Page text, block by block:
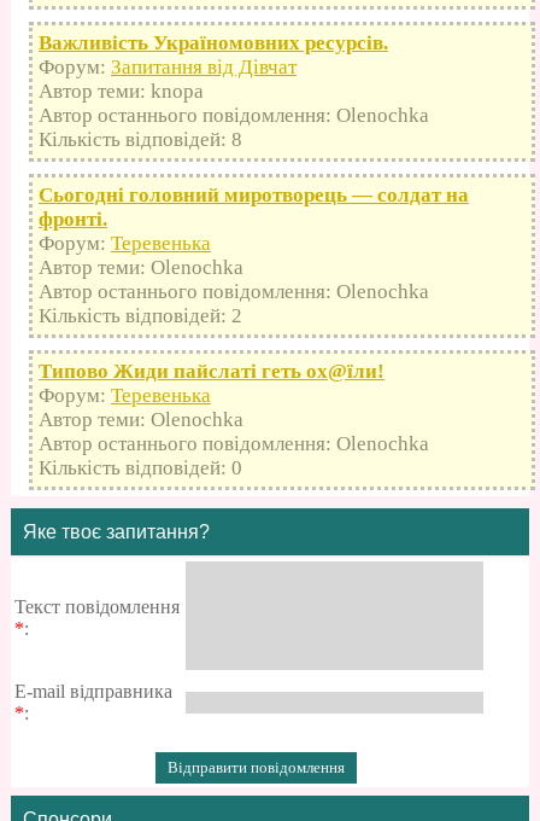
Важливість Україномовних ресурсів.
Форум: Запитання від Дівчат
Автор теми: knopa
Автор останнього повідомлення: Olenochka
Кількість відповідей: 8
Сьогодні головний миротворець — солдат на
фронті.
Форум: Теревенька
Автор теми: Olenochka
Автор останнього повідомлення: Olenochka
Кількість відповідей: 2
Типово Жиди пайслаті геть оx@їли!
Форум: Теревенька
Автор теми: Olenochka
Автор останнього повідомлення: Olenochka
Кількість відповідей: 0
Яке твоє запитання?
Текст повідомлення
*:
E-mail відправника
*: